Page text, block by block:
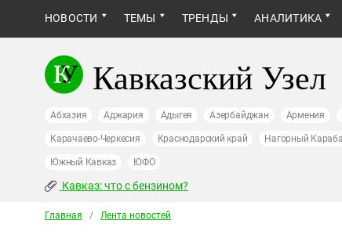
НОВОСТИ ТЕМЫ ТРЕНДЫ АНАЛИТИКА
Кавказский Узел
Абхазия Аджария Адыгея Азербайджан Армения
Карачаево-Черкесия Краснодарский край Нагорный
Южный Кавказ ЮФО
Кавказ: что с бензином?
Главная / Лента новостей